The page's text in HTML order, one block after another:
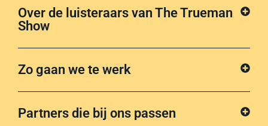
Over de luisteraars van The Trueman
Show
Zo gaan we te werk
Partners die bij ons passen